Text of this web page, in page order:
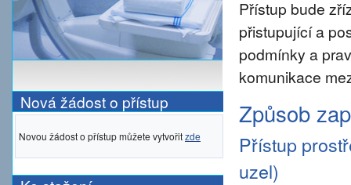
Nová žádost o přístup
Novou žádost o přístup můžete vytvořitzde
Přístup bude
přistupující a
podmínky a
komunikace
Způsob
Přístup
uzel)